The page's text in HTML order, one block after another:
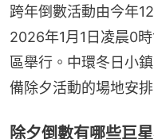
跨年倒數活動由今年
2026年1月1日凌晨0
區舉行。中環冬日小
備除夕活動的場地安
除夕倒數有哪些巨